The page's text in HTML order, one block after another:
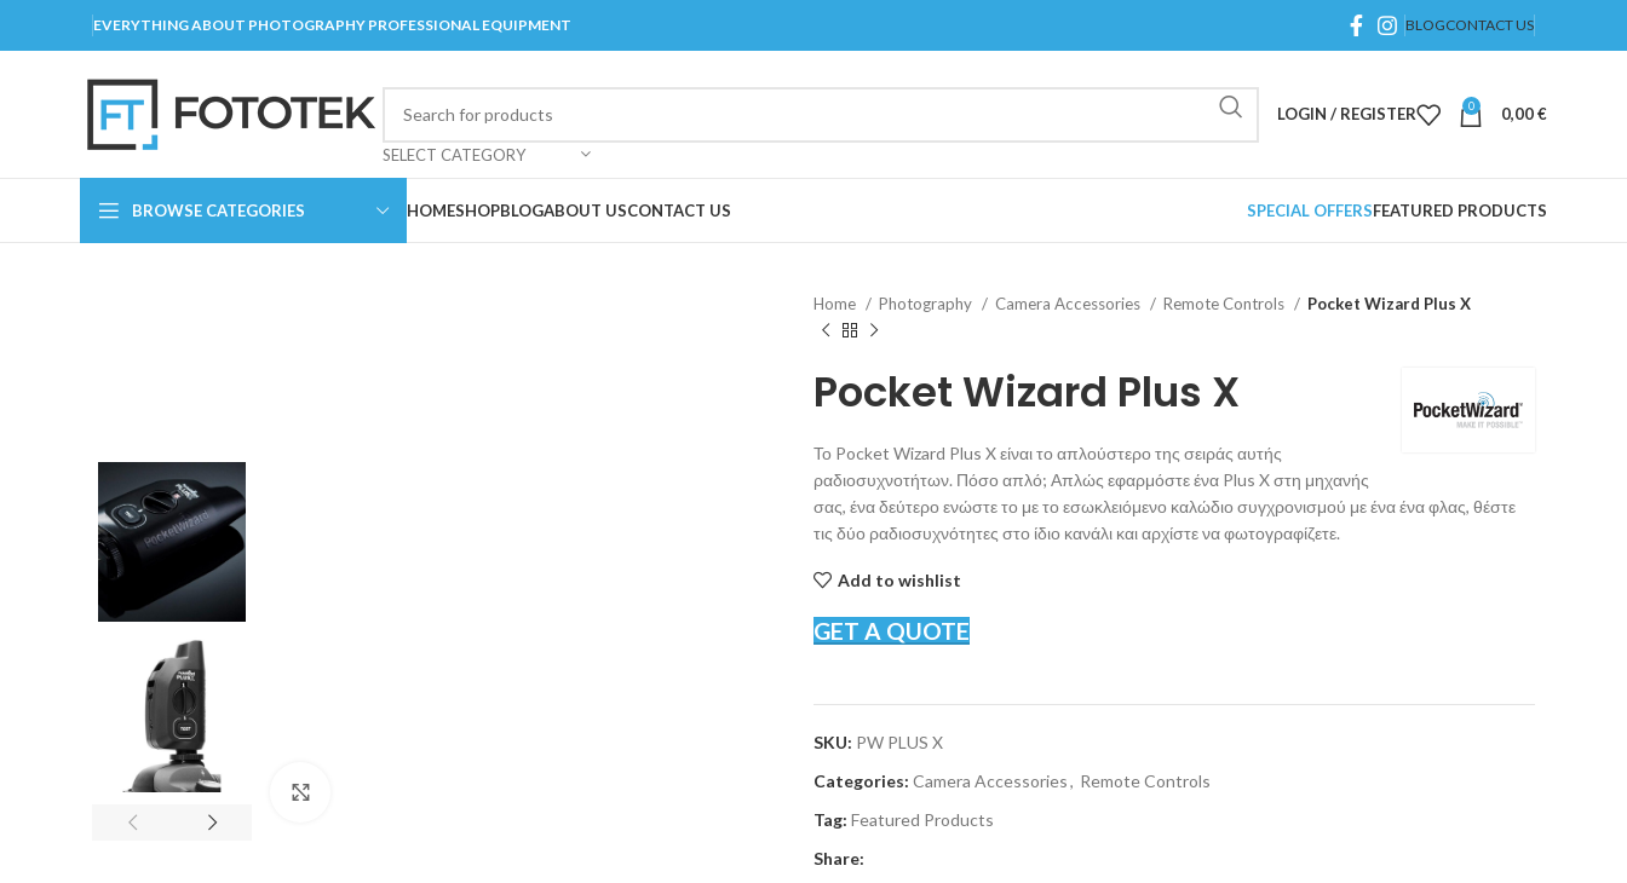
EVERYTHING ABOUT PHOTOGRAPHY PROFESSIONAL EQUIPMENT BLOGCONTACT US
SELECT CATEGORY
LOGIN / REGISTER 0 0,00€
BROWSE CATEGORIES HOMESHOPBLOGABOUT USCONTACT US SPECIAL OFFERSFEATURED PRODUCTS
Home Photography Camera Accessories Remote Controls Pocket Wizard Plus X
Pocket Wizard Plus X
Το Pocket Wizard Plus X είναι το απλούστερο της σειράς αυτής
ραδιοσυχνοτήτων. Πόσο απλό; Απλώς εφαρμόστε ένα Plus X στη μηχανής
σας, ένα δεύτερο ενώστε το με το εσωκλειόμενο καλώδιο συγχρονισμού με ένα ένα φλας, θέστε
τις δύο ραδιοσυχνότητες στο ίδιο κανάλι και αρχίστε να φωτογραφίζετε.
Add to wishlist
GET A QUOTE
SKU: PW PLUS X
Categories: Camera Accessories, Remote Controls
Tag: Featured Products
Share: